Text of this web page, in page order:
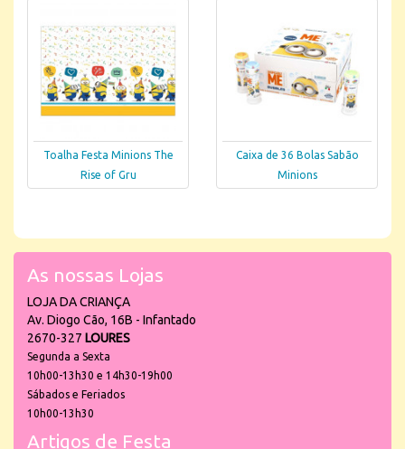
Toalha Festa Minions The
Rise of Gru
Caixa de 36 Bolas Sabão
Minions
As nossas Lojas
LOJA DA CRIANÇA
Av. Diogo Cão, 16B - Infantado
2670-327 LOURES
Segunda a Sexta
10h00-13h30 e 14h30-19h00
Sábados e Feriados
10h00-13h30
Artigos de Festa